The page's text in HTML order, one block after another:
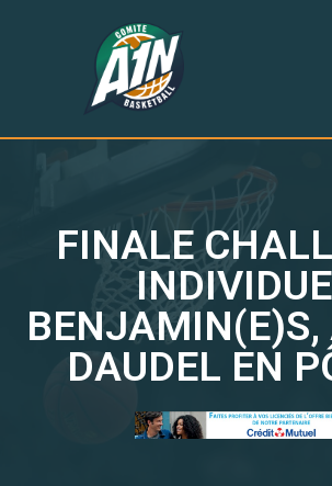
FINALE
BENJAMIN(E)S,
DAUDEL EN